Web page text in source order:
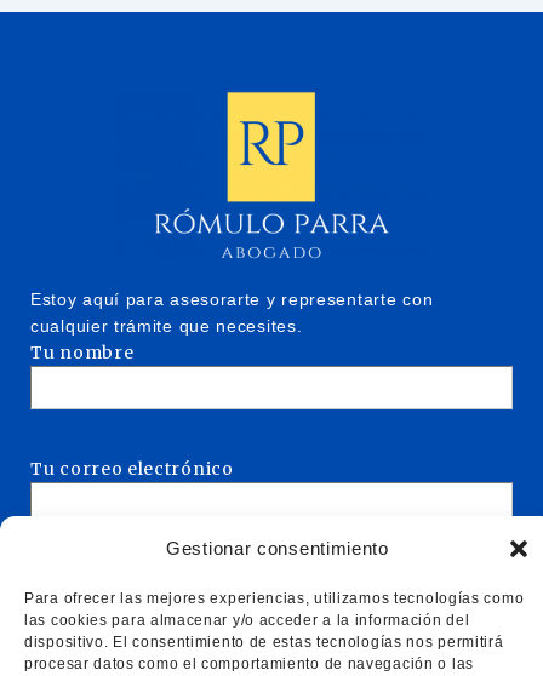
Gestionar consentimiento
Para ofrecer las mejores experiencias, utilizamos tecnologías como
las cookies para almacenar y/o acceder a la información del
dispositivo. El consentimiento de estas tecnologías nos permitirá
procesar datos como el comportamiento de navegación o las
Estoy aquí para asesorarte y representarte con
cualquier trámite que necesites.
Tu nombre
Tu correo electrónico